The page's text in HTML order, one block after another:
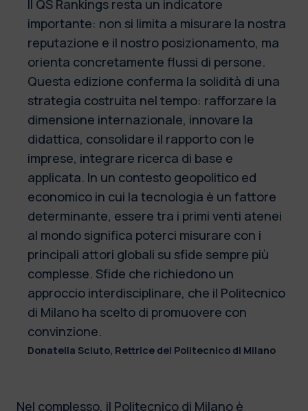
Il QS Rankings resta un indicatore
importante: non si limita a misurare la nostra
reputazione e il nostro posizionamento, ma
orienta concretamente flussi di persone.
Questa edizione conferma la solidità di una
strategia costruita nel tempo: rafforzare la
dimensione internazionale, innovare la
didattica, consolidare il rapporto con le
imprese, integrare ricerca di base e
applicata. In un contesto geopolitico ed
economico in cui la tecnologia è un fattore
determinante, essere tra i primi venti atenei
al mondo significa poterci misurare con i
principali attori globali su sfide sempre più
complesse. Sfide che richiedono un
approccio interdisciplinare, che il Politecnico
di Milano ha scelto di promuovere con
convinzione.
Donatella Sciuto, Rettrice del Politecnico di Milano
Nel complesso, il Politecnico di Milano è